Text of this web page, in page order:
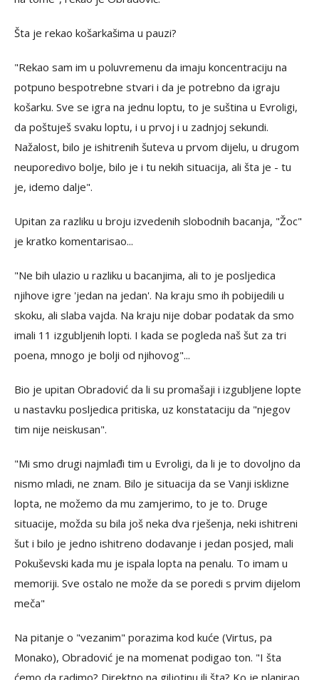
Šta je rekao košarkašima u pauzi?
"Rekao sam im u poluvremenu da imaju koncentraciju na
potpuno bespotrebne stvari i da je potrebno da igraju
košarku. Sve se igra na jednu loptu, to je suština u Evroligi,
da poštuješ svaku loptu, i u prvoj i u zadnjoj sekundi.
Nažalost, bilo je ishitrenih šuteva u prvom dijelu, u drugom
neuporedivo bolje, bilo je i tu nekih situacija, ali šta je - tu
je, idemo dalje".
Upitan za razliku u broju izvedenih slobodnih bacanja, "Žoc"
je kratko komentarisao...
"Ne bih ulazio u razliku u bacanjima, ali to je posljedica
njihove igre 'jedan na jedan'. Na kraju smo ih pobijedili u
skoku, ali slaba vajda. Na kraju nije dobar podatak da smo
imali 11 izgubljenih lopti. I kada se pogleda naš šut za tri
poena, mnogo je bolji od njihovog"...
Bio je upitan Obradović da li su promašaji i izgubljene lopte
u nastavku posljedica pritiska, uz konstataciju da "njegov
tim nije neiskusan".
"Mi smo drugi najmlađi tim u Evroligi, da li je to dovoljno da
nismo mladi, ne znam. Bilo je situacija da se Vanji isklizne
lopta, ne možemo da mu zamjerimo, to je to. Druge
situacije, možda su bila još neka dva rješenja, neki ishitreni
šut i bilo je jedno ishitreno dodavanje i jedan posjed, mali
Pokuševski kada mu je ispala lopta na penalu. To imam u
memoriji. Sve ostalo ne može da se poredi s prvim dijelom
meča"
Na pitanje o "vezanim" porazima kod kuće (Virtus, pa
Monako), Obradović je na momenat podigao ton. "I šta